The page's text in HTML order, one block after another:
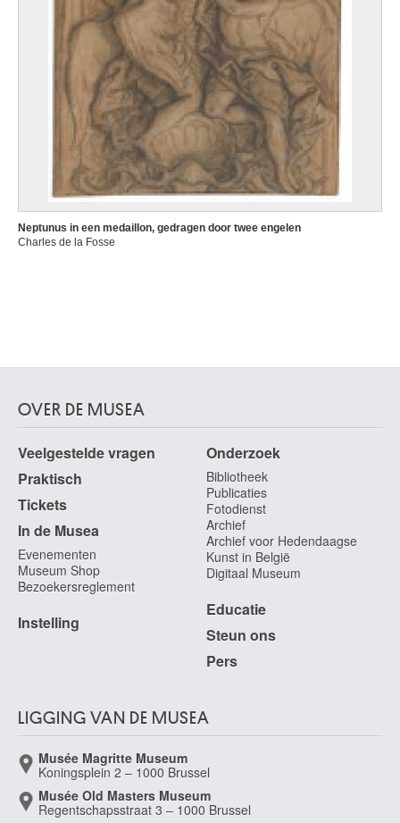
Neptunus in een medaillon, gedragen door twee engelen
Charles de la Fosse
OVER DE MUSEA
Veelgestelde vragen
Praktisch
Tickets
In de Musea
Evenementen
Museum Shop
Bezoekersreglement
Instelling
Onderzoek
Bibliotheek
Publicaties
Fotodienst
Archief
Archief voor Hedendaagse
Kunst in België
Digitaal Museum
Educatie
Steun ons
Pers
LIGGING VAN DE MUSEA
Musée Magritte Museum
Koningsplein 2 – 1000 Brussel
Musée Old Masters Museum
Regentschapsstraat 3 – 1000 Brussel